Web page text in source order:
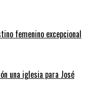
femenino excepcional
una iglesia para José